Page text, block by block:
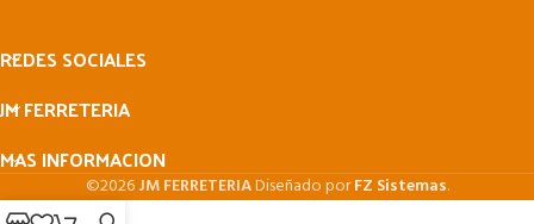
REDES SOCIALES
JM FERRETERIA
MAS INFORMACION
©2026JM FERRETERIADiseñado porFZ Sistemas.